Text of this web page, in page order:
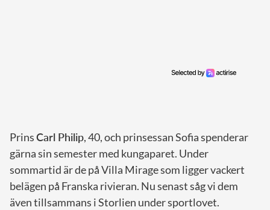
PrinsCarl Philip, 40, och prinsessan Sofia spenderar
gärna sin semester med kungaparet. Under
sommartid är de på Villa Mirage som ligger vackert
belägen på Franska rivieran. Nu senast såg vi dem
även tillsammans i Storlien under sportlovet.